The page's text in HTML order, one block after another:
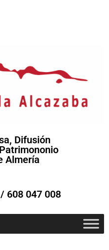
Difusión
Almería
608 047 008